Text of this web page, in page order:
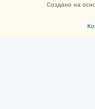
Создано на